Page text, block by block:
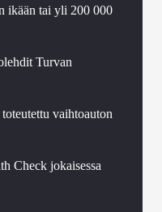
ikään tai yli 200 000
Turvan
vaihtoauton
Check jokaisessa